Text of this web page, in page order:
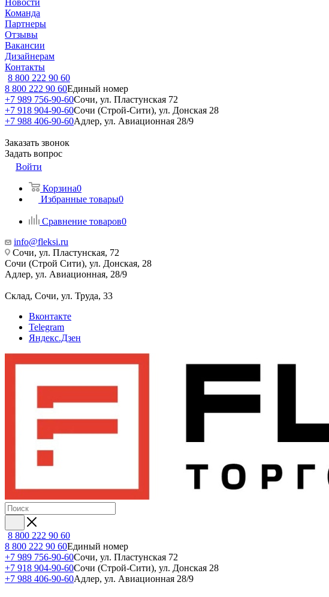
Новости
Команда
Партнеры
Отзывы
Вакансии
Дизайнерам
Контакты
8 800 222 90 60
8 800 222 90 60Единый номер
+7 989 756-90-60Сочи, ул. Пластунская 72
+7 918 904-90-60Сочи (Строй-Сити), ул. Донская 28
+7 988 406-90-60Адлер, ул. Авиационная 28/9
Заказать звонок
Задать вопрос
Войти
Корзина0
Избранные товары0
Сравнение товаров0
info@fleksi.ru
Сочи, ул. Пластунская, 72
Сочи (Строй Сити), ул. Донская, 28
Адлер, ул. Авиационная, 28/9
Склад, Сочи, ул. Труда, 33
Вконтакте
Telegram
Яндекс.Дзен
8 800 222 90 60
8 800 222 90 60Единый номер
+7 989 756-90-60Сочи, ул. Пластунская 72
+7 918 904-90-60Сочи (Строй-Сити), ул. Донская 28
+7 988 406-90-60Адлер, ул. Авиационная 28/9